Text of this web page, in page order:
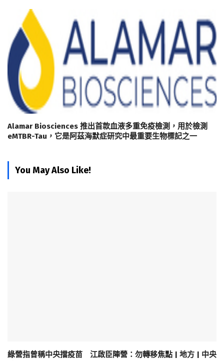
Alamar Biosciences 推出首款血液多重免疫檢測，用於檢測
eMTBR-Tau，它是阿茲海默症研究中最重要生物標記之一
You May Also Like!
綠營指曾稱中央擋疫苗 江啟臣陣營：勿轉移焦點 | 地方 | 中央